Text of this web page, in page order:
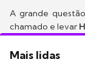
A grande
chamado e levar
Mais lidas